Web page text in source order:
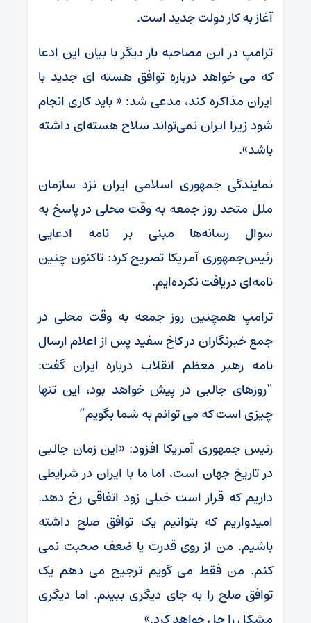
آغاز به کار دولت جدید است.
ترامپ در این مصاحبه بار دیگر با بیان این ادعا
که می خواهد درباره توافق هسته ای جدید با
ایران مذاکره کند، مدعی شد: « باید کاری انجام
شود زیرا ایران نمی‌تواند سلاح هسته‌ای داشته
باشد».
نمایندگی جمهوری اسلامی ایران نزد سازمان
ملل متحد روز جمعه به وقت محلی در پاسخ به
سوال رسانه‌ها مبنی بر نامه ادعایی
رئیس‌جمهوری آمریکا تصریح کرد: تاکنون چنین
نامه‌ای دریافت نکرده‌ایم.
ترامپ همچنین روز جمعه به وقت محلی در
جمع خبرنگاران در کاخ سفید پس از اعلام ارسال
نامه رهبر معظم انقلاب درباره ایران گفت:
“روزهای جالبی در پیش خواهد بود، این تنها
چیزی است که می توانم به شما بگویم”
رئیس جمهوری آمریکا افزود: «این زمان جالبی
در تاریخ جهان است، اما ما با ایران در شرایطی
داریم که قرار است خیلی زود اتفاقی رخ دهد.
امیدواریم که بتوانیم یک توافق صلح داشته
باشیم. من از روی قدرت یا ضعف صحبت نمی
کنم. من فقط می گویم ترجیح می دهم یک
توافق صلح را به جای دیگری ببینم. اما دیگری